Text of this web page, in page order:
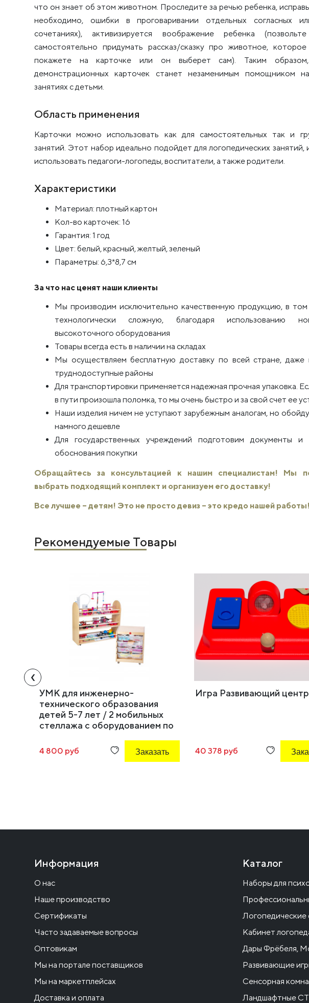
что он знает об этом животном. Проследите за речью ребенка,
необходимо, ошибки в проговаривании отдельных согласных
сочетаниях), активизируется воображение ребенка
самостоятельно придумать рассказ/сказку про животное,
покажете на карточке или он выберет сам). Таким
демонстрационных карточек станет незаменимым помощником
занятиях с детьми.
Область применения
Карточки можно использовать как для самостоятельных так и
занятий. Этот набор идеально подойдет для логопедических занятий,
использовать педагоги-логопеды, воспитатели, а также родители.
Характеристики
Материал: плотный картон
Кол-во карточек: 16
Гарантия: 1 год
Цвет: белый, красный, желтый, зеленый
Параметры: 6,3*8,7 см
За что нас ценят наши клиенты
Мы производим исключительно качественную продукцию, в том
технологически сложную, благодаря использованию
высокоточного оборудования
Товары всегда есть в наличии на складах
Мы осуществляем бесплатную доставку по всей стране, даже
труднодоступные районы
Для транспортировки применяется надежная прочная упаковка.
в пути произошла поломка, то мы очень быстро и за свой счет ее
Наши изделия ничем не уступают зарубежным аналогам, но
намного дешевле
Для государственных учреждений подготовим документы
обоснования покупки
Обращайтесь за консультацией к нашим специалистам! Мы
выбрать подходящий комплект и организуем его доставку!
Все лучшее – детям! Это не просто девиз – это кредо нашей работы!
Рекомендуемые Товары
УМК для инженерно-
технического образования
детей 5-7 лет / 2 мобильных
стеллажа с оборудованием по
4 800 руб Заказать
Игра Развивающий
40 378 руб
‹
Информация
О нас
Наше производство
Сертификаты
Часто задаваемые вопросы
Оптовикам
Мы на портале поставщиков
Мы на маркетплейсах
Доставка и оплата
Каталог
Наборы для
Логопедические
Кабинет
Дары Фрёбеля,
Развивающие
Сенсорная
Ландшафтные